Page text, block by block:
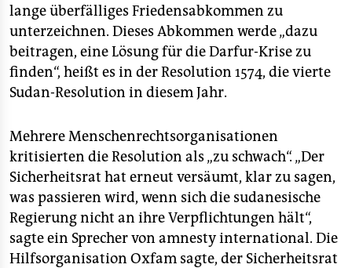
lange überfälliges Friedensabkommen zu
unterzeichnen. Dieses Abkommen werde „dazu
beitragen, eine Lösung für die Darfur-Krise zu
finden“, heißt es in der Resolution 1574, die vierte
Sudan-Resolution in diesem Jahr.
Mehrere Menschenrechtsorganisationen
kritisierten die Resolution als „zu schwach“. „Der
Sicherheitsrat hat erneut versäumt, klar zu sagen,
was passieren wird, wenn sich die sudanesische
Regierung nicht an ihre Verpflichtungen hält“,
sagte ein Sprecher von amnesty international. Die
Hilfsorganisation Oxfam sagte, der Sicherheitsrat